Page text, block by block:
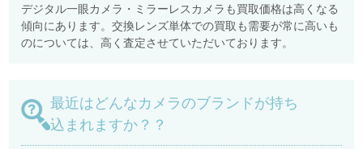
デジタル一眼カメラ・ミラーレスカメラも買取価格は高くなる
傾向にあります。交換レンズ単体での買取も需要が常に高いも
のについては、高く査定させていただいております。
最近はどんなカメラのブランドが持ち
込まれますか？？